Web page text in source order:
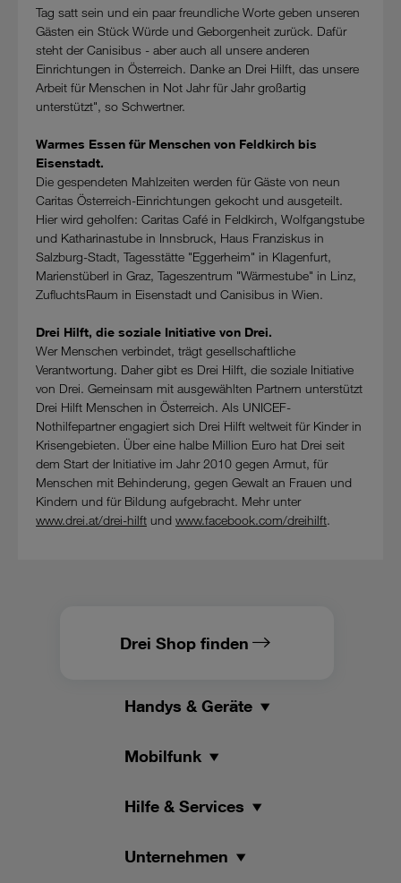
Tag satt sein und ein paar freundliche Worte geben unseren
Gästen ein Stück Würde und Geborgenheit zurück. Dafür
steht der Canisibus - aber auch all unsere anderen
Einrichtungen in Österreich. Danke an Drei Hilft, das unsere
Arbeit für Menschen in Not Jahr für Jahr großartig
unterstützt", so Schwertner.
Warmes Essen für Menschen von Feldkirch bis
Eisenstadt.
Die gespendeten Mahlzeiten werden für Gäste von neun
Caritas Österreich-Einrichtungen gekocht und ausgeteilt.
Hier wird geholfen: Caritas Café in Feldkirch, Wolfgangstube
und Katharinastube in Innsbruck, Haus Franziskus in
Salzburg-Stadt, Tagesstätte "Eggerheim" in Klagenfurt,
Marienstüberl in Graz, Tageszentrum "Wärmestube" in Linz,
ZufluchtsRaum in Eisenstadt und Canisibus in Wien.
Drei Hilft, die soziale Initiative von Drei.
Wer Menschen verbindet, trägt gesellschaftliche
Verantwortung. Daher gibt es Drei Hilft, die soziale Initiative
von Drei. Gemeinsam mit ausgewählten Partnern unterstützt
Drei Hilft Menschen in Österreich. Als UNICEF-
Nothilfepartner engagiert sich Drei Hilft weltweit für Kinder in
Krisengebieten. Über eine halbe Million Euro hat Drei seit
dem Start der Initiative im Jahr 2010 gegen Armut, für
Menschen mit Behinderung, gegen Gewalt an Frauen und
Kindern und für Bildung aufgebracht. Mehr unter
www.drei.at/drei-hilft und www.facebook.com/dreihilft.
Drei Shop finden
Handys & Geräte
Mobilfunk
Hilfe & Services
Unternehmen
Cookies von Unternehmen in Drittstaaten, die ein ähnliches
Datenschutzniveau wie in der Europäischen Union aufweisen
(z.B. Data Privacy Framework), werden wie europäische
Unternehmen behandelt.
Wenn Sie „Nur notwendige Cookies“ wählen, dann sind für
Website unerlässlich sind.